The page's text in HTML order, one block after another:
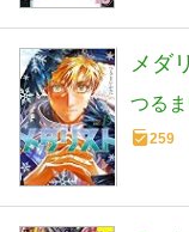
メダ
つる
259